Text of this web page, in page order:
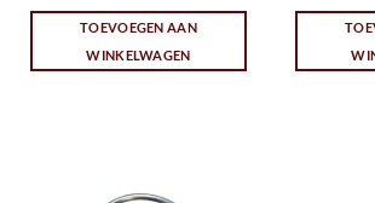
TOEVOEGEN AAN
WINKELWAGEN